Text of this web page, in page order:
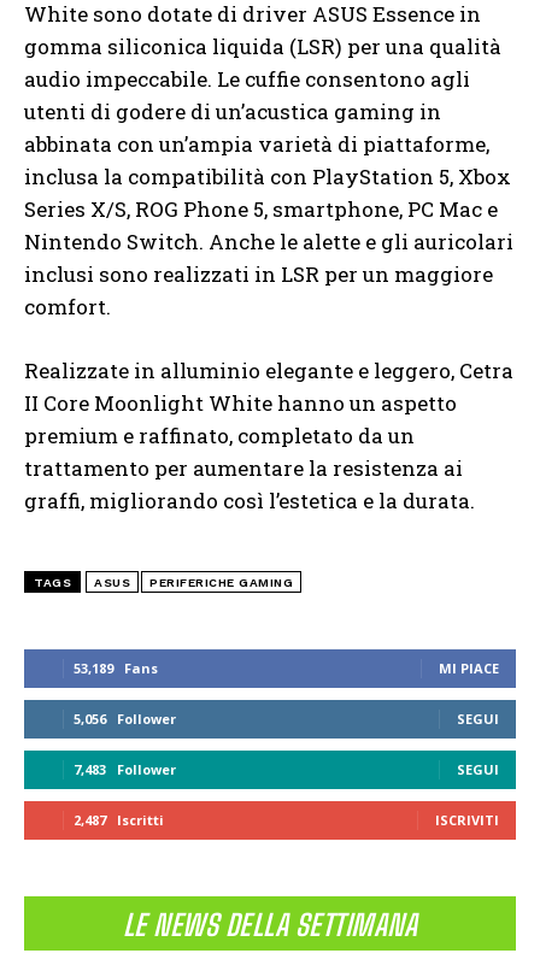
53,189 Fans MI PIACE
5,056 Follower SEGUI
7,483 Follower SEGUI
2,487 Iscritti ISCRIVITI
LE NEWS DELLA SETTIMANA
White sono dotate di driver ASUS Essence in
gomma siliconica liquida (LSR) per una qualità
audio impeccabile. Le cuffie consentono agli
utenti di godere di un’acustica gaming in
abbinata con un’ampia varietà di piattaforme,
inclusa la compatibilità con PlayStation 5, Xbox
Series X/S, ROG Phone 5, smartphone, PC Mac e
Nintendo Switch. Anche le alette e gli auricolari
inclusi sono realizzati in LSR per un maggiore
comfort.
Realizzate in alluminio elegante e leggero, Cetra
II Core Moonlight White hanno un aspetto
premium e raffinato, completato da un
trattamento per aumentare la resistenza ai
graffi, migliorando così l’estetica e la durata.
TAGS ASUS PERIFERICHE GAMING